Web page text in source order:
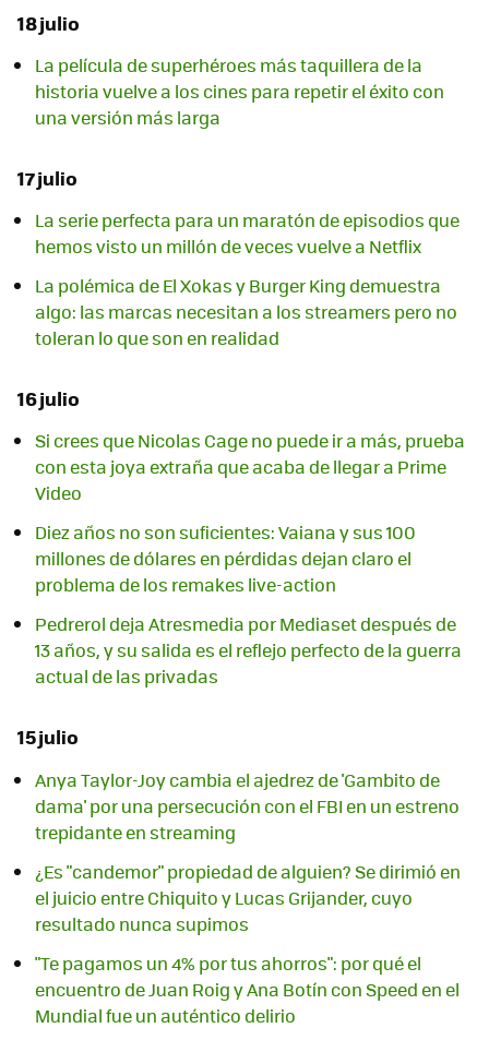
18 julio
La película de superhéroes más taquillera de la
historia vuelve a los cines para repetir el éxito con
una versión más larga
17 julio
La serie perfecta para un maratón de episodios que
hemos visto un millón de veces vuelve a Netflix
La polémica de El Xokas y Burger King demuestra
algo: las marcas necesitan a los streamers pero no
toleran lo que son en realidad
16 julio
Si crees que Nicolas Cage no puede ir a más, prueba
con esta joya extraña que acaba de llegar a Prime
Video
Diez años no son suficientes: Vaiana y sus 100
millones de dólares en pérdidas dejan claro el
problema de los remakes live-action
Pedrerol deja Atresmedia por Mediaset después de
13 años, y su salida es el reflejo perfecto de la guerra
actual de las privadas
15 julio
Anya Taylor-Joy cambia el ajedrez de 'Gambito de
dama' por una persecución con el FBI en un estreno
trepidante en streaming
¿Es "candemor" propiedad de alguien? Se dirimió en
el juicio entre Chiquito y Lucas Grijander, cuyo
resultado nunca supimos
"Te pagamos un 4% por tus ahorros": por qué el
encuentro de Juan Roig y Ana Botín con Speed en el
Mundial fue un auténtico delirio